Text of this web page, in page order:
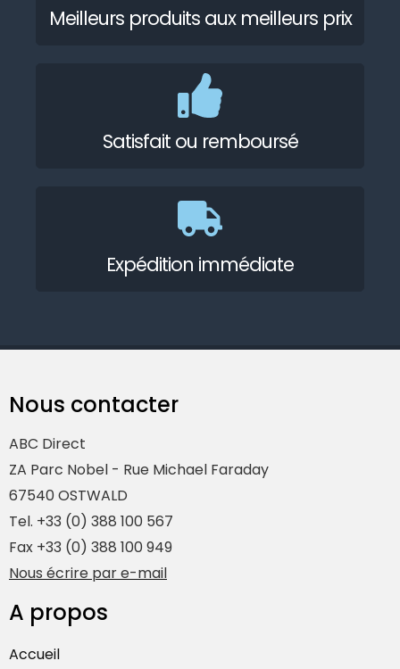
Meilleurs produits aux meilleurs prix
Satisfait ou remboursé
Expédition immédiate
Nous contacter
ABC Direct
ZA Parc Nobel - Rue Michael Faraday
67540 OSTWALD
Tel. +33 (0) 388 100 567
Fax +33 (0) 388 100 949
Nous écrire par e-mail
A propos
Accueil